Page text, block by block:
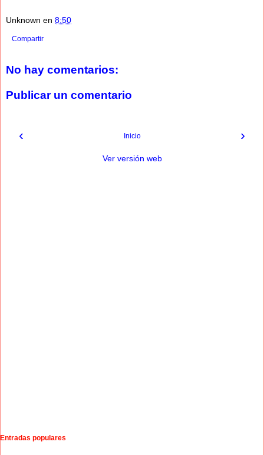
Unknown en 8:50
Compartir
No hay comentarios:
Publicar un comentario
‹ ›
Inicio
Ver versión web
Entradas populares